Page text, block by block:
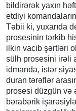
bildirərək yaxın
etdiyi
Təbii ki, yuxarıda
prosesinin tərkib
ilkin vacib şərtləri
sülh prosesini irəli
idmanda, istər
duran tərəflər
prosesi düzgün və
bərabərik